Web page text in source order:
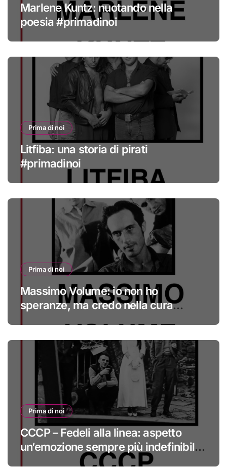
Marlene Kuntz: nuotando nella
poesia #primadinoi
Prima di noi
Litfiba: una storia di pirati
#primadinoi
Prima di noi
Massimo Volume: io non ho
speranze, ma credo nella cura
Prima di noi
CCCP – Fedeli alla linea: aspetto
un’emozione sempre più indefinibile
#primadinoi